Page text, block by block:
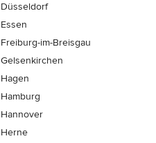
Düsseldorf
Essen
Freiburg-im-Breisgau
Gelsenkirchen
Hagen
Hamburg
Hannover
Herne